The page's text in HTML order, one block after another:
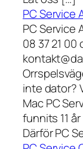
PC Service
PC Service
08 37 21
inte dator?
Mac PC
funnits 11
Därför PC